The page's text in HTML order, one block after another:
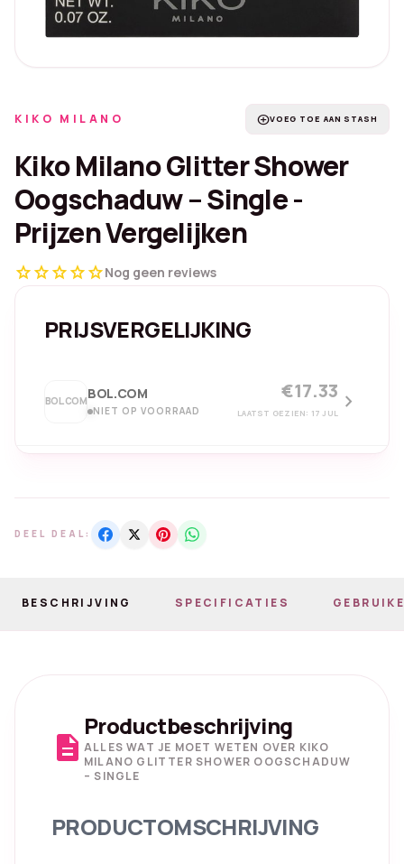
KIKO MILANO add_circleVOEG TOE AAN STASH
Kiko Milano Glitter Shower
Oogschaduw – Single -
Prijzen Vergelijken
starstarstarstarstarNog geen reviews
PRIJSVERGELIJKING
BOL.COMBOL.COM
NIET OP VOORRAAD
€17.33
LAATST GEZIEN: 17 JUL chevron_right
DEEL DEAL:
BESCHRIJVING SPECIFICATIES
description
Productbeschrijving
ALLES WAT JE MOET WETEN OVER KIKO
MILANO GLITTER SHOWER OOGSCHADUW
– SINGLE
PRODUCTOMSCHRIJVING